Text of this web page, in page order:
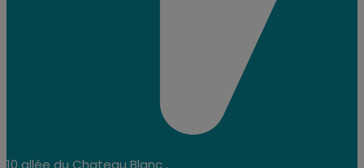
10 allée du Chateau Blanc ,